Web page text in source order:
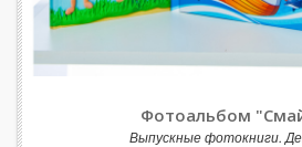
Фотоальбом
Выпускные фотокниги.